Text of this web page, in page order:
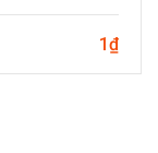
1₫